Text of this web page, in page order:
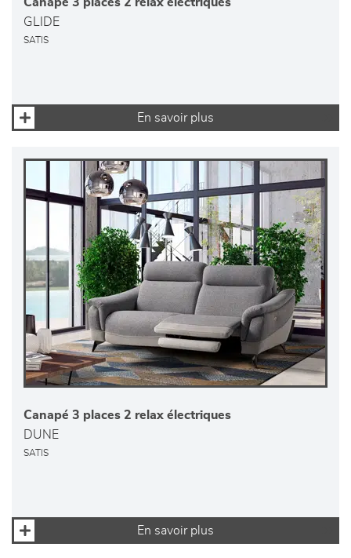
Canapé 3 places 2 relax électriques
GLIDE
SATIS
En savoir plus
Canapé 3 places 2 relax électriques
DUNE
SATIS
En savoir plus